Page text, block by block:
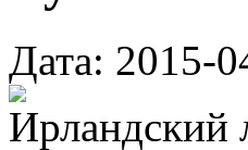
Дата: 2015-
Ирландский